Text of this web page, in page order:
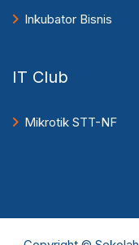
Inkubator Bisnis
IT Club
Mikrotik STT-NF